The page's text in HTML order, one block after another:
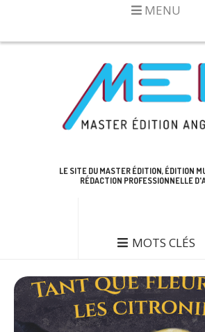
MENU
LE SITE DU MASTER ÉDITION, ÉDITION
RÉDACTION PROFESSIONNELLE
MOTS CLÉS